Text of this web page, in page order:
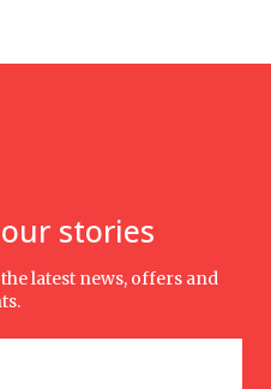
stories
latest news, offers and